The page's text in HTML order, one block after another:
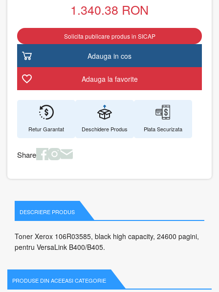
1.340.38 RON
Solicita publicare produs in SICAP
Adauga in cos
Adauga la favorite
Retur Garantat Deschidere Produs Plata Securizata
Share
DESCRIERE PRODUS
Toner Xerox 106R03585, black high capacity, 24600 pagini,
pentru VersaLink B400/B405.
PRODUSE DIN ACEEASI CATEGORIE